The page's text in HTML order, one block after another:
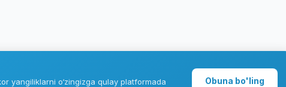
yangiliklarni o‘zingizga qulay platformada
Obuna bo'ling